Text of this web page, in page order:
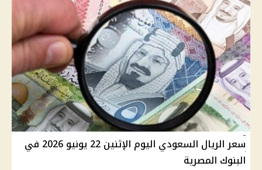
سعر الريال السعودي اليوم الإثنين 22 يونيو 2026 في
البنوك المصرية